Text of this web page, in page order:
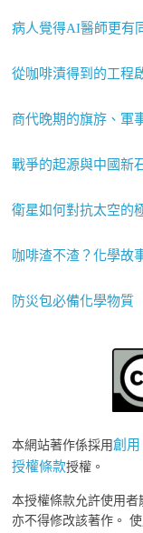
病人覺得AI醫師更有
從咖啡漬得到的工程
商代晚期的旗斿、軍
戰爭的起源與中國新
衛星如何對抗太空的
咖啡渣不渣？化學故
防災包必備化學物質
本網站著作係採用創
授權條款授權。
本授權條款允許使用者
亦不得修改該著作。